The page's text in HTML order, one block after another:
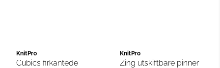
KnitPro
Cubics firkantede
KnitPro
Zing utskiftbare pinner